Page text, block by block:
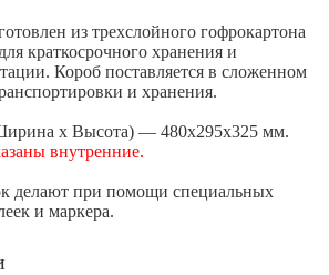
из трехслойного гофрокартона
краткосрочного хранения и
Короб поставляется в сложенном
и хранения.
х Высота) — 480x295x325 мм.
внутренние.
делают при помощи специальных
и маркера.